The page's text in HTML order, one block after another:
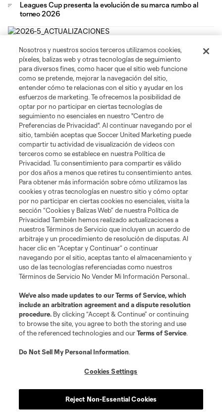
Leagues Cup presenta la evolución de su marca rumbo al
torneo 2026
Leagues Cup
Social
Términos de servicio
Política de privacidad
No vender ni compartir mi información personal
Cookies Settings
Cup son marcas registradas. Cualquier uso no autorizado está prohibido.
Nosotros y nuestros socios terceros utilizamos cookies,
píxeles, balizas web y otras tecnologías de seguimiento
para diversos fines, como hacer que el sitio web funcione
como se pretende, mejorar la navegación del sitio,
entender cómo te relacionas con el sitio y ayudar en los
esfuerzos de marketing. Te ofrecemos la posibilidad de
optar por no participar en ciertas tecnologías de
seguimiento no esenciales en nuestro "Centro de
Preferencias de Privacidad". Al continuar navegando por el
sitio, también aceptas que Soccer United Marketing puede
compartir tu actividad de visualización de videos con
terceros como se establece en nuestra Política de
Privacidad. Tu consentimiento para compartir es válido
por dos años a menos que retires tu consentimiento antes.
Para obtener más información sobre cómo utilizamos las
cookies y otras tecnologías en nuestro sitio y cómo optar
por no participar en ciertas cookies no esenciales, visita la
sección “Cookies y Balizas Web” de nuestra Política de
Privacidad También hemos realizado actualizaciones a
nuestros Términos de Servicio que incluyen un acuerdo de
arbitraje y un procedimiento de resolución de disputas. Al
hacer clic en “Aceptar y Continuar” o continuar
navegando por el sitio, aceptas tanto el almacenamiento y
uso de las tecnologías referenciadas como nuestros
Términos de Servicio No Vender Mi Información Personal..
We’ve also made updates to ourTerms of Service, which
include an arbitration agreement and a dispute resolution
procedure. By clicking “Accept & Continue” or continuing
to browse the site, you agree to both the storing and use
of the referenced technologies and ourTerms of Service.
Do Not Sell My Personal Information.
Cookies Settings
Reject Non-Essential Cookies